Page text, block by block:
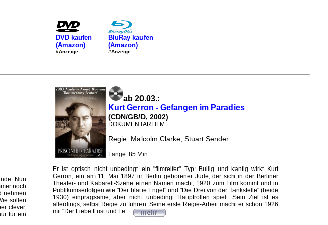
DVD kaufen
(Amazon)
#Anzeige
BluRay kaufen
(Amazon)
#Anzeige
Nun
noch
nehmen
sollen
clever.
für ein
ab 20.03.:
Kurt Gerron - Gefangen im Paradies
(CDN/GB/D, 2002)
DOKUMENTARFILM
Regie: Malcolm Clarke, Stuart Sender
Länge: 85 Min.
Er ist optisch nicht unbedingt ein "filmreifer" Typ: Bullig und kantig wirkt Kurt
Gerron, ein am 11. Mai 1897 in Berlin geborener Jude, der sich in der Berliner
Theater- und Kabarett-Szene einen Namen macht, 1920 zum Film kommt und in
Publikumserfolgen wie "Der blaue Engel" und "Die Drei von der Tankstelle" (beide
1930) einprägsame, aber nicht unbedingt Hauptrollen spielt. Sein Ziel ist es
allerdings, selbst Regie zu führen. Seine erste Regie-Arbeit macht er schon 1926
mit "Der Liebe Lust und Le...